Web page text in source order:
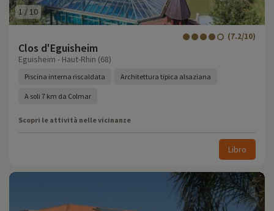
1 / 10
Clos d'Eguisheim
(7.2/10)
Eguisheim - Haut-Rhin (68)
Piscina interna riscaldata Architettura tipica alsaziana
A soli 7 km da Colmar
Scopri le attività nelle vicinanze
Libro